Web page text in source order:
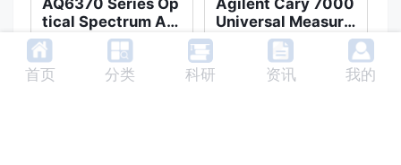
tical Spectrum An
alyzer
AQ6370D
实验方案
Universal Measure
ment Spectrophot
ometer (UMS)
实验方案
首页 分类 科研 资讯 我的